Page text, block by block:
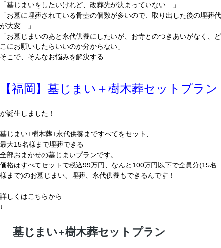
「墓じまいをしたいけれど、改葬先が決まっていない…」
「お墓に埋葬されている骨壺の個数が多いので、取り出した後の埋葬代
が大変…」
「お墓じまいのあと永代供養にしたいが、お寺とのつきあいがなく、ど
こにお願いしたらいいのか分からない」
そこで、そんなお悩みを解決する
【福岡】墓じまい＋樹木葬セットプラン
が誕生しました！
墓じまい+樹木葬+永代供養まですべてをセット、
最大15名様まで埋葬できる
全部おまかせの墓じまいプランです。
価格はすべてセットで税込99万円、なんと100万円以下で全員分(15名
様まで)のお墓じまい、埋葬、永代供養もできるんです！
詳しくはこちらから
↓